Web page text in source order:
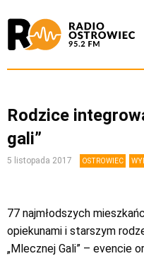
Rodzice
gali”
5 listopada 2017 OSTROWIEC
77 najmłodszych
opiekunami i starszym
„Mlecznej Gali” – evencie